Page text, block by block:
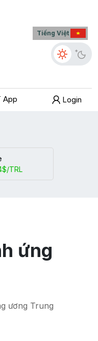
Tiếng Việt
App Login
TRL
ứng
ương Trung